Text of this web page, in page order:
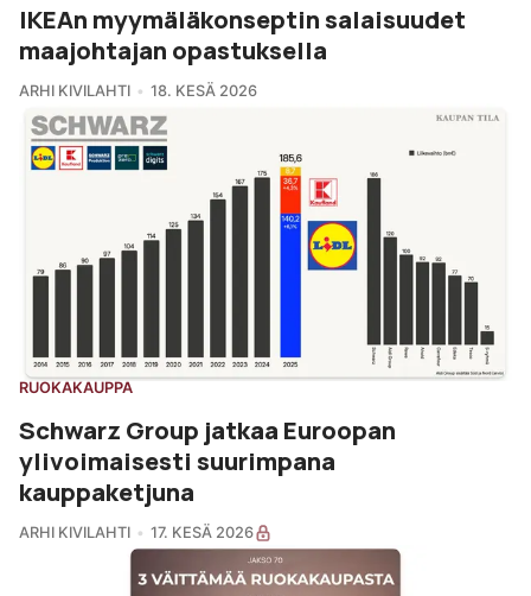
IKEAn myymäläkonseptin salaisuudet
maajohtajan opastuksella
ARHI KIVILAHTI 18. KESÄ 2026
RUOKAKAUPPA
Schwarz Group jatkaa Euroopan
ylivoimaisesti suurimpana
kauppaketjuna
ARHI KIVILAHTI 17. KESÄ 2026